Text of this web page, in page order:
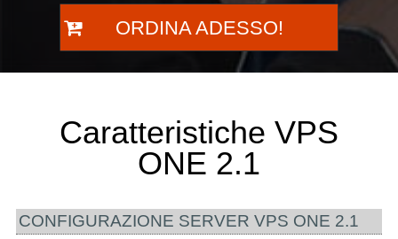
ORDINA ADESSO!
Caratteristiche VPS
ONE 2.1
CONFIGURAZIONE SERVER VPS ONE 2.1